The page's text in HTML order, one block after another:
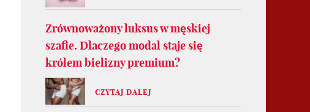
Zrównoważony luksus w męskiej
szafie. Dlaczego modal staje się
królem bielizny premium?
CZYTAJ DALEJ